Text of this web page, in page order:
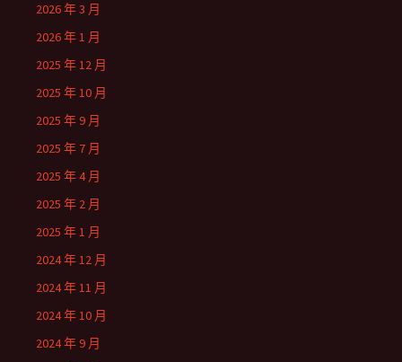
2026 年 3 月
2026 年 1 月
2025 年 12 月
2025 年 10 月
2025 年 9 月
2025 年 7 月
2025 年 4 月
2025 年 2 月
2025 年 1 月
2024 年 12 月
2024 年 11 月
2024 年 10 月
2024 年 9 月